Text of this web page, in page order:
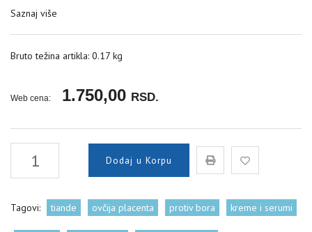
Saznaj više
Bruto težina artikla: 0.17 kg
Web cena: 1.750,00 RSD.
Dodaj u Korpu
Tagovi: tiande ovčija placenta protiv bora kreme i serumi